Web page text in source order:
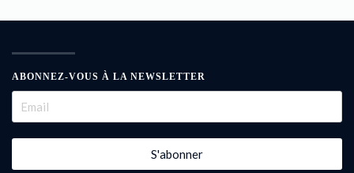
ABONNEZ-VOUS À LA NEWSLETTER
S'abonner